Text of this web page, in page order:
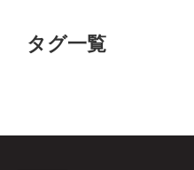
タグ一覧